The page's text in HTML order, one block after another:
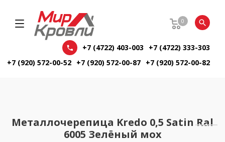
0
+7 (4722) 403-003
+7 (4722) 333-303
+7 (920) 572-00-52 +7 (920) 572-00-87 +7 (920) 572-00-82
Металлочерепица Kredo 0,5 Satin Ral
6005 Зелёный мох